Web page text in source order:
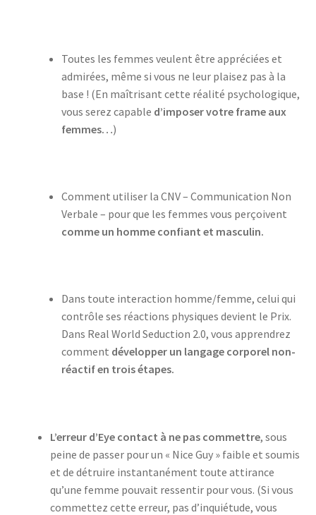
Toutes les femmes veulent être appréciées et
admirées, même si vous ne leur plaisez pas à la
base ! (En maîtrisant cette réalité psychologique,
vous serez capable d’imposer votre frame aux
femmes…)
Comment utiliser la CNV – Communication Non
Verbale – pour que les femmes vous perçoivent
comme un homme confiant et masculin.
Dans toute interaction homme/femme, celui qui
contrôle ses réactions physiques devient le Prix.
Dans Real World Seduction 2.0, vous apprendrez
comment développer un langage corporel non-
réactif en trois étapes.
L’erreur d’Eye contact à ne pas commettre, sous
peine de passer pour un « Nice Guy » faible et soumis
et de détruire instantanément toute attirance
qu’une femme pouvait ressentir pour vous. (Si vous
commettez cette erreur, pas d’inquiétude, vous